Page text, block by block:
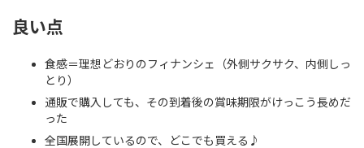
良い点
食感＝理想どおりのフィナンシェ（外側サクサク、内側しっ
とり）
通販で購入しても、その到着後の賞味期限がけっこう長めだ
った
全国展開しているので、どこでも買える♪